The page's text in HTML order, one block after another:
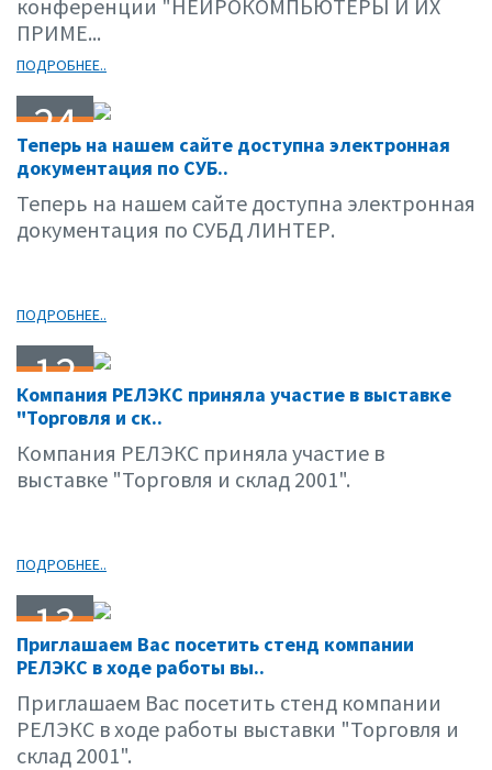
конференции "НЕЙРОКОМПЬЮТЕРЫ И ИХ
ПРИМЕ...
ПОДРОБНЕЕ..
24
03.01
Теперь на нашем сайте доступна электронная
документация по СУБ..
Теперь на нашем сайте доступна электронная
документация по СУБД ЛИНТЕР.
ПОДРОБНЕЕ..
12
03.01
Компания РЕЛЭКС приняла участие в выставке
"Торговля и ск..
Компания РЕЛЭКС приняла участие в
выставке "Торговля и склад 2001".
ПОДРОБНЕЕ..
13
02.01
Приглашаем Вас посетить стенд компании
РЕЛЭКС в ходе работы вы..
Приглашаем Вас посетить стенд компании
РЕЛЭКС в ходе работы выставки "Торговля и
склад 2001".